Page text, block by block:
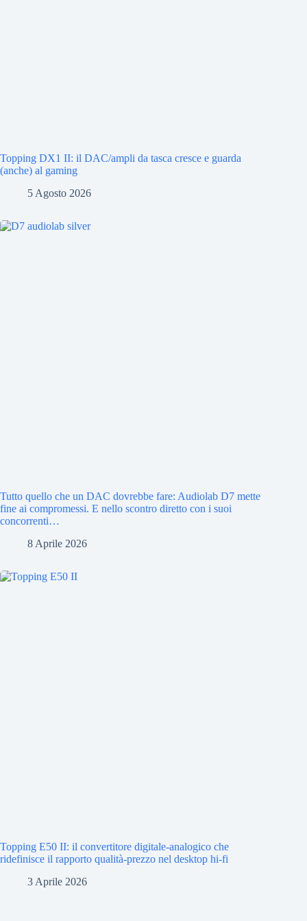
Topping DX1 II: il DAC/ampli da tasca cresce e guarda
(anche) al gaming
5 Agosto 2026
Tutto quello che un DAC dovrebbe fare: Audiolab D7 mette
fine ai compromessi. E nello scontro diretto con i suoi
concorrenti…
8 Aprile 2026
Topping E50 II: il convertitore digitale-analogico che
ridefinisce il rapporto qualità-prezzo nel desktop hi-fi
3 Aprile 2026